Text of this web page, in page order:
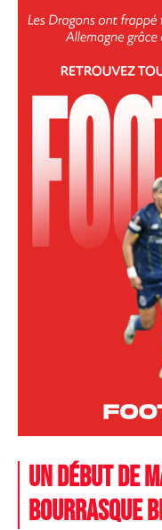
Un début de
bourrasque